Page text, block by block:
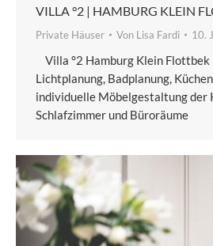
VILLA °2 | HAMBURG KLEIN
Private Häuser Von Lisa Fardi 10.
Villa °2 Hamburg Klein
Lichtplanung, Badplanung,
individuelle Möbelgestaltung der
Schlafzimmer und Büroräume